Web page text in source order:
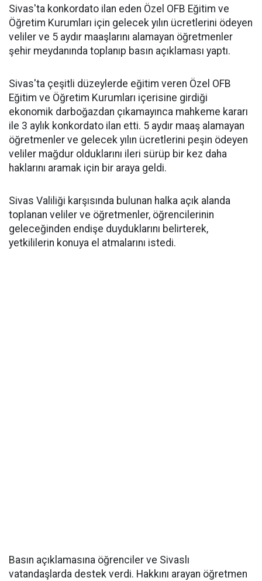
Sivas'ta konkordato ilan eden Özel OFB Eğitim ve
Öğretim Kurumları için gelecek yılın ücretlerini ödeyen
veliler ve 5 aydır maaşlarını alamayan öğretmenler
şehir meydanında toplanıp basın açıklaması yaptı.
Sivas'ta çeşitli düzeylerde eğitim veren Özel OFB
Eğitim ve Öğretim Kurumları içerisine girdiği
ekonomik darboğazdan çıkamayınca mahkeme kararı
ile 3 aylık konkordato ilan etti. 5 aydır maaş alamayan
öğretmenler ve gelecek yılın ücretlerini peşin ödeyen
veliler mağdur olduklarını ileri sürüp bir kez daha
haklarını aramak için bir araya geldi.
Sivas Valiliği karşısında bulunan halka açık alanda
toplanan veliler ve öğretmenler, öğrencilerinin
geleceğinden endişe duyduklarını belirterek,
yetkililerin konuya el atmalarını istedi.
Basın açıklamasına öğrenciler ve Sivaslı
vatandaşlarda destek verdi. Hakkını arayan öğretmen